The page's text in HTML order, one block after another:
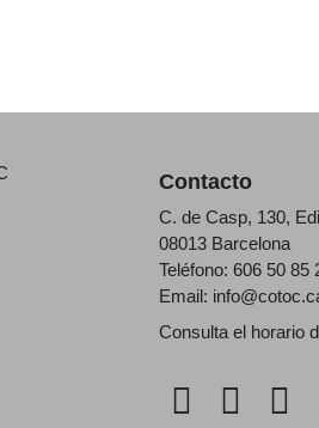
Contacto
C. de Casp, 130,
08013 Barcelona
Teléfono: 606 50 85
Email:
Consulta el horario